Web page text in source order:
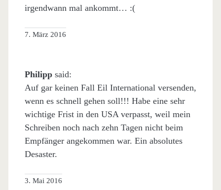
irgendwann mal ankommt… :(
7. März 2016
Philipp said:
Auf gar keinen Fall Eil International versenden,
wenn es schnell gehen soll!!! Habe eine sehr
wichtige Frist in den USA verpasst, weil mein
Schreiben noch nach zehn Tagen nicht beim
Empfänger angekommen war. Ein absolutes
Desaster.
3. Mai 2016